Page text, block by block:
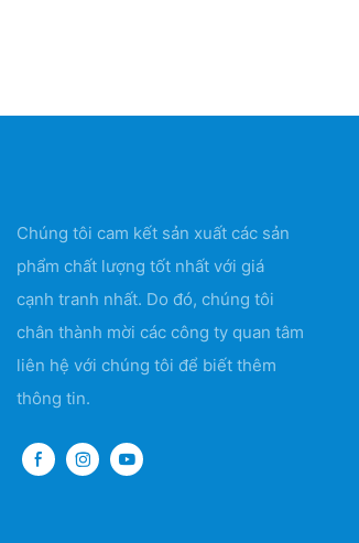
Chúng tôi cam kết sản xuất các sản
phẩm chất lượng tốt nhất với giá
cạnh tranh nhất. Do đó, chúng tôi
chân thành mời các công ty quan tâm
liên hệ với chúng tôi để biết thêm
thông tin.